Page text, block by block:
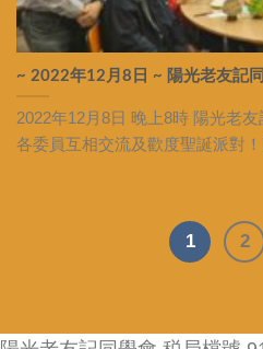
~ 2022年12月8日 ~ 陽光老友記
2022年12月8日 晚上8時 陽光老
各委員互相交流及歡度聖誕派對
1 2